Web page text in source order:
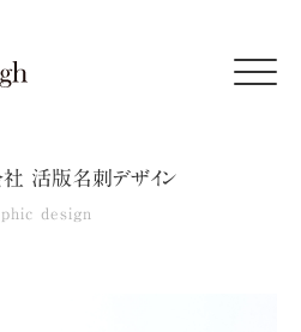
Click
社 活版名刺デザイン
design